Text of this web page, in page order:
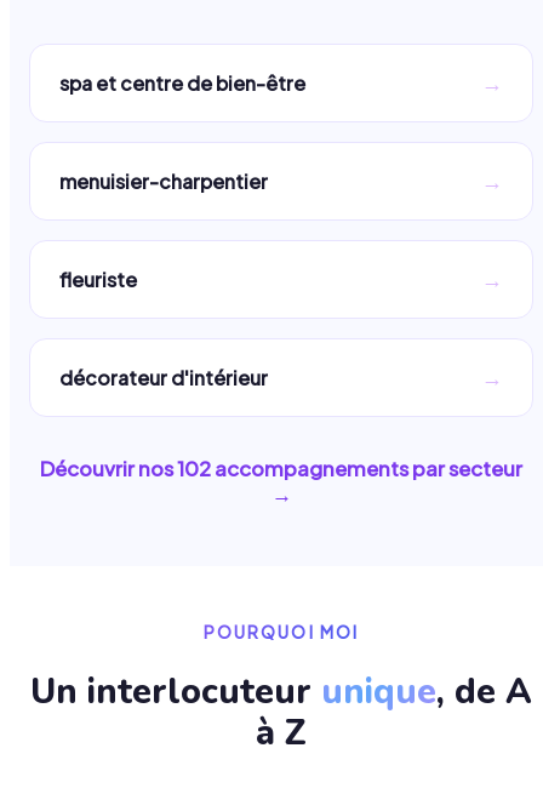
spa et centre de bien-être →
menuisier-charpentier →
fleuriste →
décorateur d'intérieur →
Découvrir nos102accompagnements par secteur
→
POURQUOI MOI
Un interlocuteur unique, de A
à Z